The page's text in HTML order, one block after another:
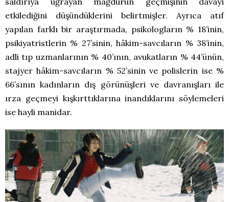
etkilediğini düşündüklerini belirtmişler. Ayrıca atıf
yapılan farklı bir araştırmada, psikologların % 18’inin,
psikiyatristlerin % 27’sinin, hâkim-savcıların % 38’inin,
adli tıp uzmanlarının % 40’ının, avukatların % 44’ünün,
stajyer hâkim-savcıların % 52’sinin ve polislerin ise %
66’sının kadınların dış görünüşleri ve davranışları ile
ırza geçmeyi kışkırttıklarına inandıklarını söylemeleri
ise hayli manidar.